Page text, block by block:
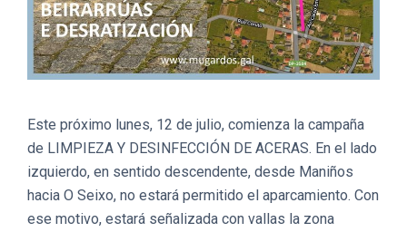
Este próximo lunes, 12 de julio, comienza la campaña
de LIMPIEZA Y DESINFECCIÓN DE ACERAS. En el lado
izquierdo, en sentido descendente, desde Maniños
hacia O Seixo, no estará permitido el aparcamiento. Con
ese motivo, estará señalizada con vallas la zona